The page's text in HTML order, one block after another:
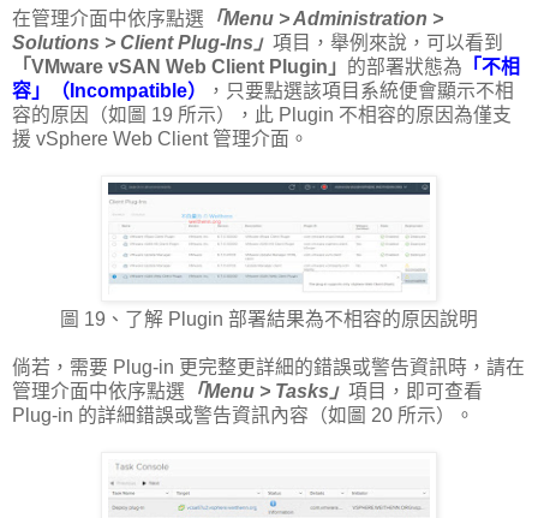
在管理介面中依序點選 「Menu > Administration >
Solutions > Client Plug-Ins」 項目，舉例來說，可以看到
「VMware vSAN Web Client Plugin」 的部署狀態為 「不相
容」（Incompatible）
，只要點選該項目系統便會顯示不相
容的原因（如圖 19 所示），此 Plugin 不相容的原因為僅支
援 vSphere Web Client 管理介面。
圖 19、了解 Plugin 部署結果為不相容的原因說明
倘若，需要 Plug-in 更完整更詳細的錯誤或警告資訊時，請在
管理介面中依序點選 「Menu > Tasks」 項目，即可查看
Plug-in 的詳細錯誤或警告資訊內容（如圖 20 所示）。